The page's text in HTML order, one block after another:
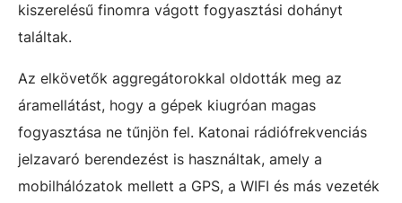
kiszerelésű finomra vágott fogyasztási dohányt
találtak.
Az elkövetők aggregátorokkal oldották meg az
áramellátást, hogy a gépek kiugróan magas
fogyasztása ne tűnjön fel. Katonai rádiófrekvenciás
jelzavaró berendezést is használtak, amely a
mobilhálózatok mellett a GPS, a WIFI és más vezeték